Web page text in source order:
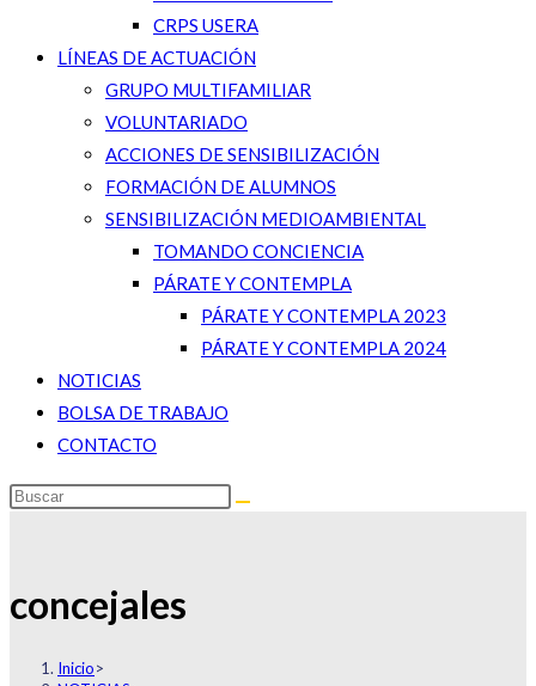
CRPS USERA
LÍNEAS DE ACTUACIÓN
GRUPO MULTIFAMILIAR
VOLUNTARIADO
ACCIONES DE SENSIBILIZACIÓN
FORMACIÓN DE ALUMNOS
SENSIBILIZACIÓN MEDIOAMBIENTAL
TOMANDO CONCIENCIA
PÁRATE Y CONTEMPLA
PÁRATE Y CONTEMPLA 2023
PÁRATE Y CONTEMPLA 2024
NOTICIAS
BOLSA DE TRABAJO
CONTACTO
concejales
Inicio>